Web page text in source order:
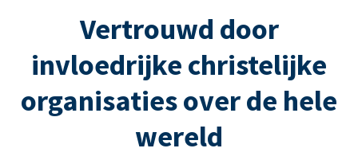
Vertrouwd door
invloedrijke christelijke
organisaties over de hele
wereld